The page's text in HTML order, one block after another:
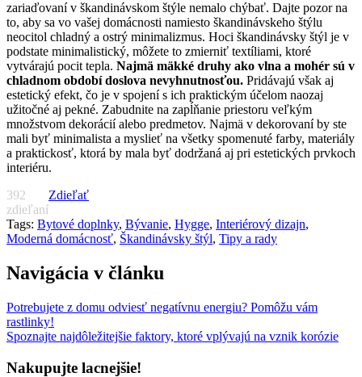
zariaďovaní v škandinávskom štýle nemalo chýbať. Dajte pozor na
to, aby sa vo vašej domácnosti namiesto škandinávskeho štýlu
neocitol chladný a ostrý minimalizmus. Hoci škandinávsky štýl je v
podstate minimalistický, môžete to zmierniť textíliami, ktoré
vytvárajú pocit tepla. Najmä mäkké druhy ako vlna a mohér sú v
chladnom období doslova nevyhnutnosťou. Pridávajú však aj
estetický efekt, čo je v spojení s ich praktickým účelom naozaj
užitočné aj pekné. Zabudnite na zapĺňanie priestoru veľkým
množstvom dekorácií alebo predmetov. Najmä v dekorovaní by ste
mali byť minimalista a myslieť na všetky spomenuté farby, materiály
a praktickosť, ktorá by mala byť dodržaná aj pri estetických prvkoch
interiéru.
392
zdieľaní
Zdieľať
Tags: Bytové doplnky, Bývanie, Hygge, Interiérový dizajn,
Moderná domácnosť, Škandinávsky štýl, Tipy a rady
Navigácia v článku
Potrebujete z domu odviesť negatívnu energiu? Pomôžu vám
rastlinky!
Spoznajte najdôležitejšie faktory, ktoré vplývajú na vznik korózie
Nakupujte lacnejšie!